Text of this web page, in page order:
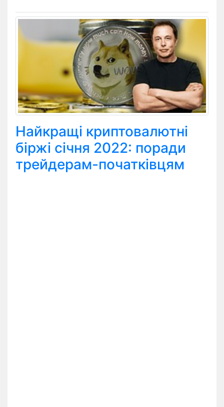
Найкращі криптовалютні
біржі січня 2022: поради
трейдерам-початківцям